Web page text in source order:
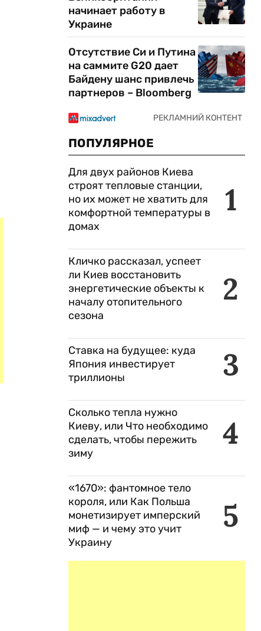
начинает работу в
Украине
Отсутствие Си и Путина
на саммите G20 дает
Байдену шанс привлечь
партнеров – Bloomberg
ПОПУЛЯРНОЕ
1
Для двух районов Киева
строят тепловые станции,
но их может не хватить для
комфортной температуры в
домах
2
Кличко рассказал, успеет
ли Киев восстановить
энергетические объекты к
началу отопительного
сезона
3
Ставка на будущее: куда
Япония инвестирует
триллионы
4
Сколько тепла нужно
Киеву, или Что необходимо
сделать, чтобы пережить
зиму
5
«1670»: фантомное тело
короля, или Как Польша
монетизирует имперский
миф — и чему это учит
Украину